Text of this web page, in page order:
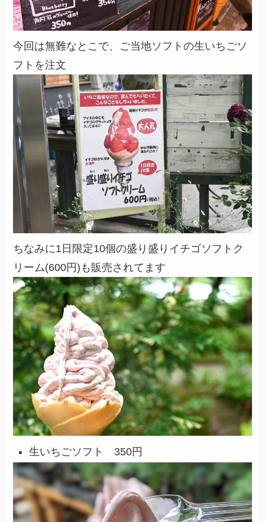
今回は無難なとこで、ご当地ソフトの生いちごソ
フトを注文
ちなみに1日限定10個の盛り盛りイチゴソフトク
リーム(600円)も販売されてます
生いちごソフト 350円